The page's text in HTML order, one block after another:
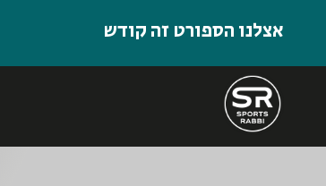
אצלנו הספורט זה קודש